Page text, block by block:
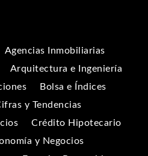
Agencias Inmobiliarias
Arquitectura e Ingeniería
Bolsa e Índices
y Tendencias
Crédito Hipotecario
y Negocios